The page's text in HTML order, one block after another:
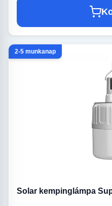
2-5 munkanap
Solar kempinglámpa